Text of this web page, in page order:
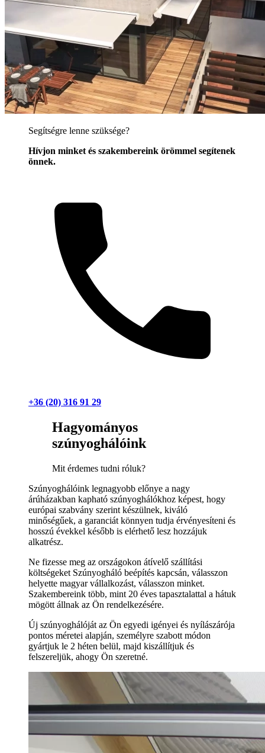
Segítségre lenne szüksége?
Hívjon minket és szakembereink örömmel segítenek
önnek.
+36 (20) 316 91 29
Hagyományos
szúnyoghálóink
Mit érdemes tudni róluk?
Szúnyoghálóink legnagyobb előnye a nagy
árúházakban kapható szúnyoghálókhoz képest, hogy
európai szabvány szerint készülnek, kiváló
minőségűek, a garanciát könnyen tudja érvényesíteni és
hosszú évekkel később is elérhető lesz hozzájuk
alkatrész.
Ne fizesse meg az országokon átívelő szállítási
költségeket Szúnyogháló beépítés kapcsán, válasszon
helyette magyar vállalkozást, válasszon minket.
Szakembereink több, mint 20 éves tapasztalattal a hátuk
mögött állnak az Ön rendelkezésére.
Új szúnyoghálóját az Ön egyedi igényei és nyílászárója
pontos méretei alapján, személyre szabott módon
gyártjuk le 2 héten belül, majd kiszállítjuk és
felszereljük, ahogy Ön szeretné.